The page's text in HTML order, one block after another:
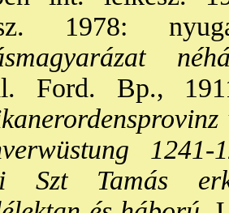
1978:
Ford. Bp.,
1241-
Szt Tamás